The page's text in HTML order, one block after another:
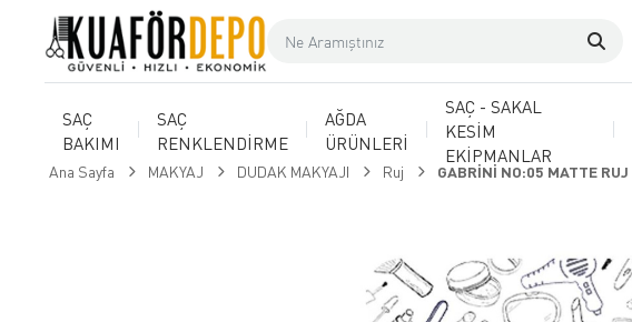
SAÇ
BAKIMI
SAÇ
RENKLENDİRME
AĞDA
ÜRÜNLERİ
SAÇ - SAKAL
KESİM
EKİPMANLAR
Ana Sayfa MAKYAJ DUDAK MAKYAJI Ruj GABRİNİ NO:05 MATTE RUJ